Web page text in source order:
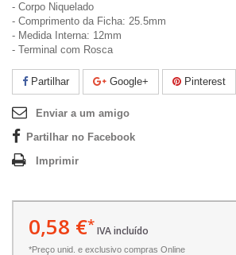
- Corpo Niquelado
- Comprimento da Ficha: 25.5mm
- Medida Interna: 12mm
- Terminal com Rosca
Partilhar Google+ Pinterest
Enviar a um amigo
Partilhar no Facebook
Imprimir
0,58 €*IVA incluído
*Preço unid. e exclusivo compras Online